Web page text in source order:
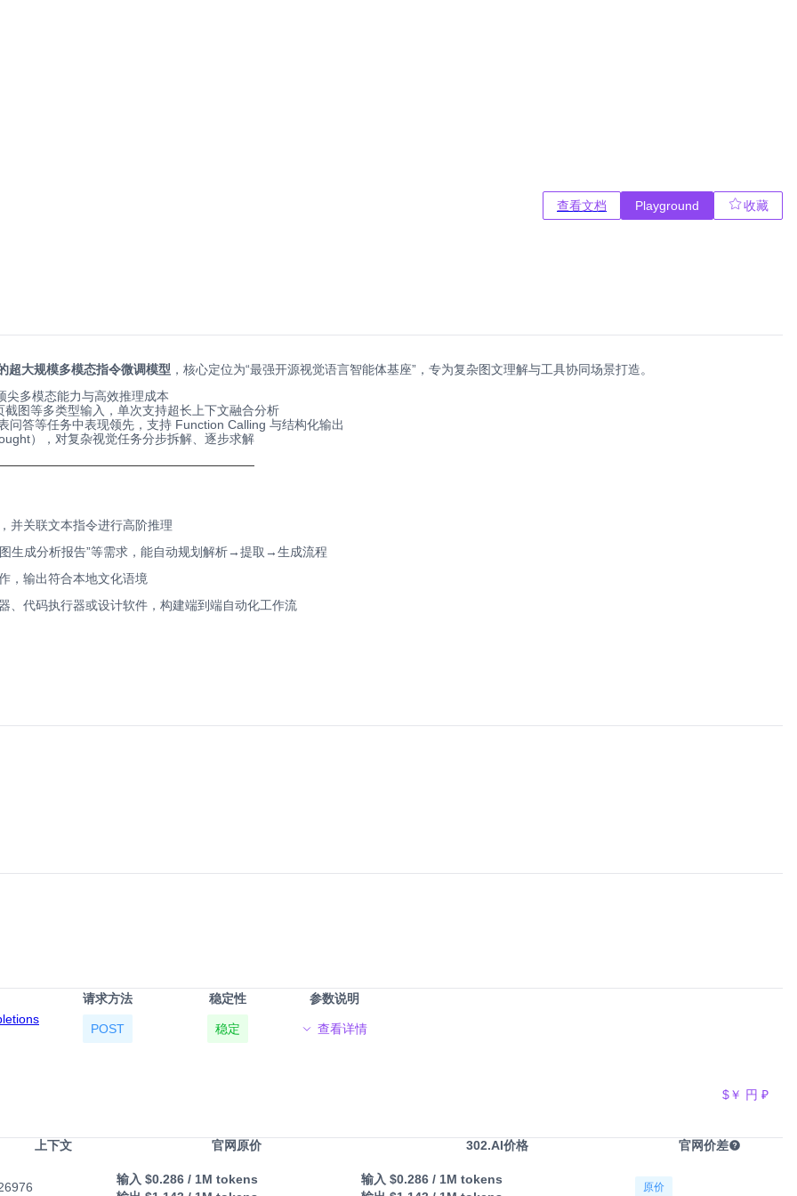
查看文档 Playground 收藏
大规模多模态指令微调模型 ，核心定位为“最强开源视觉语言智能体基座”，专为复杂图文理解与工具协同场景打造。
尖多模态能力与高效推理成本
图等多类型输入，单次支持超长上下文融合分析
问答等任务中表现领先，支持 Function Calling 与结构化输出
），对复杂视觉任务分步拆解、逐步求解
并关联文本指令进行高阶推理
生成分析报告”等需求，能自动规划解析→提取→生成流程
，输出符合本地文化语境
、代码执行器或设计软件，构建端到端自动化工作流
请求方法 稳定性
参数说明
POST 稳定 查看详情
$￥ 円 ₽
上下文 官网原价 302.AI价格 官网价差
输入 $0.286 / 1M tokens
输入 $0.286 / 1M tokens
原价